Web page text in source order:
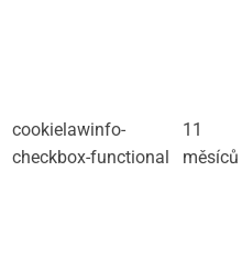
cookielawinfo-
checkbox-functional
11
měsíců